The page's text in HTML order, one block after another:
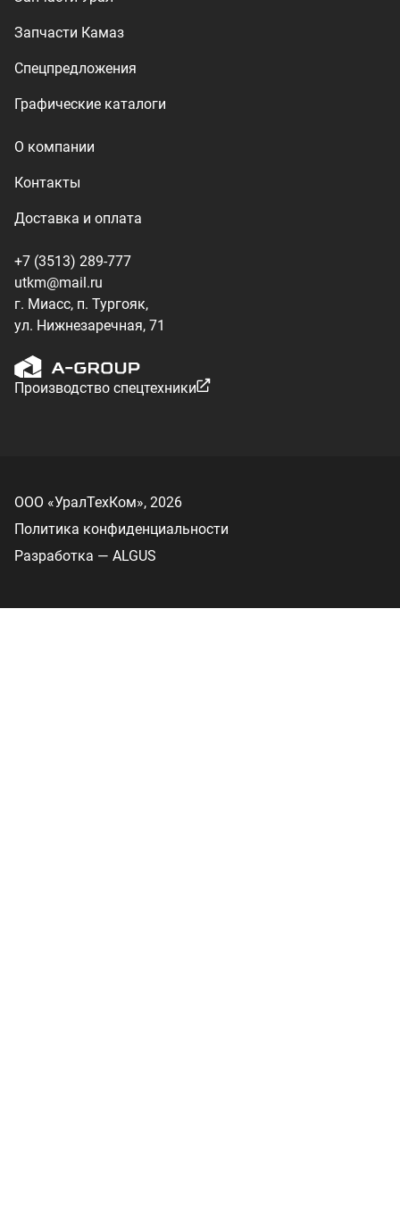
ул. Нижнезаречная, 71
Производство спецтехники
ООО «УралТехКом», 2026
Разработка — ALGUS